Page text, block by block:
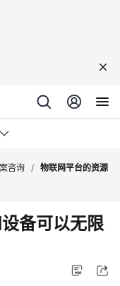
咨询 / 物联网平台的资源
备可以无限